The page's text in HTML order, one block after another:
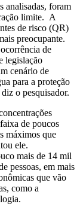
analisadas, foram
limite. A
de risco (QR)
preocupante.
de
legislação
cenário de
para a proteção
o pesquisador.
de poucos
máximos que
ele.
mais de 14 mil
pessoas, em mais
que vão
como a